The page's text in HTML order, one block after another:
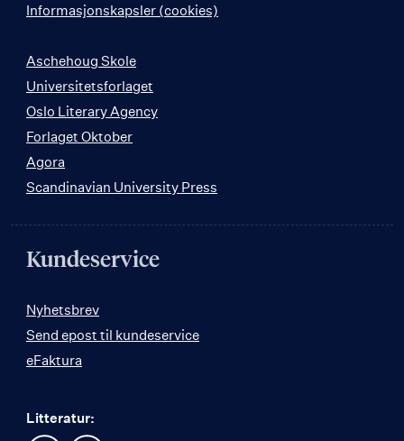
Informasjonskapsler (cookies)
Aschehoug Skole
Universitetsforlaget
Oslo Literary Agency
Forlaget Oktober
Agora
Scandinavian University Press
Kundeservice
Nyhetsbrev
Send epost til kundeservice
eFaktura
Litteratur: